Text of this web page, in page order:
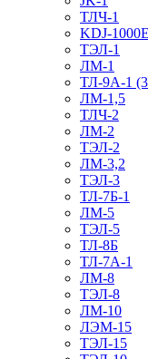
ТЛЧ-1
KDJ-1000E
ТЭЛ-1
ЛМ-1
ТЛ-9А-1
ЛМ-1,5
ТЛЧ-2
ЛМ-2
ТЭЛ-2
ЛМ-3,2
ТЭЛ-3
ТЛ-7Б-1
ЛМ-5
ТЭЛ-5
ТЛ-8Б
ТЛ-7А-1
ЛМ-8
ТЭЛ-8
ЛМ-10
ЛЭМ-15
ТЭЛ-15